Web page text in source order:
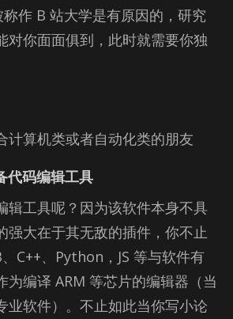
称作 B 站大学是有原因的，研究
对你面面俱到，此时就需要你独
计算机类或者自动化类的朋友
代码编辑工具
辑工具呢？因为该软件本身不具
强大在于其无敌的插件，你不止
C++、Python，JS 等与软件有
为编译 ARM 等芯片的编辑器（当
业软件）。不止如此当你写小论